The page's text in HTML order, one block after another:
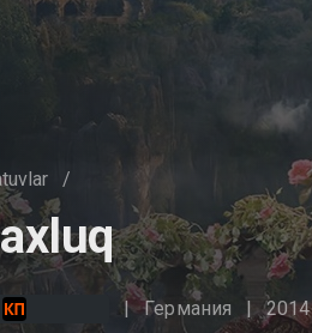
/
Германия 2014